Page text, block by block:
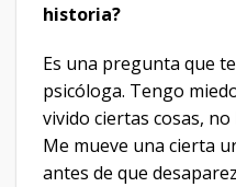
historia?
Es una pregunta que
psicóloga. Tengo
vivido ciertas cosas,
Me mueve una cierta
antes de que